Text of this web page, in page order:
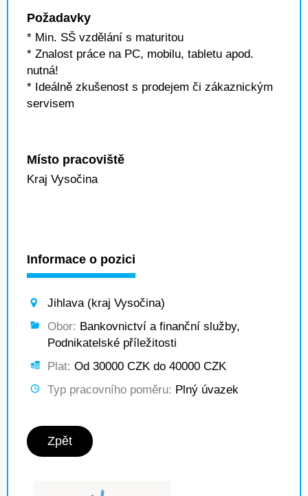
Požadavky
* Min. SŠ vzdělání s maturitou
* Znalost práce na PC, mobilu, tabletu apod.
nutná!
* Ideálně zkušenost s prodejem či zákaznickým
servisem
Místo pracoviště
Kraj Vysočina
Informace o pozici
Jihlava (kraj Vysočina)
Obor: Bankovnictví a finanční služby,
Podnikatelské příležitosti
Plat: Od 30000 CZK do 40000 CZK
Typ pracovního poměru: Plný úvazek
Zpět